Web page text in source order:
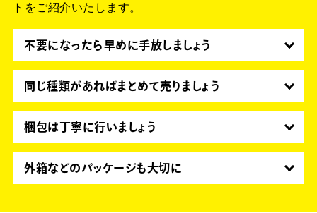
トをご紹介いたします。
不要になったら早めに手放しましょう
次に買われる方も賞味期限が長い方が安心してお買
い求めいただけるため、高価買取に繋がります。
同じ種類があればまとめて売りましょう
同一商品を大量に販売するほうが効率がいいため、
高価買取に繋がります。
梱包は丁寧に行いましょう
サプリメントは錠剤になっているものやビンに入っ
ているものなど、破損しやすいものが多数ありま
す。丁寧に梱包することで輸送中の破損が防げま
外箱などのパッケージも大切に